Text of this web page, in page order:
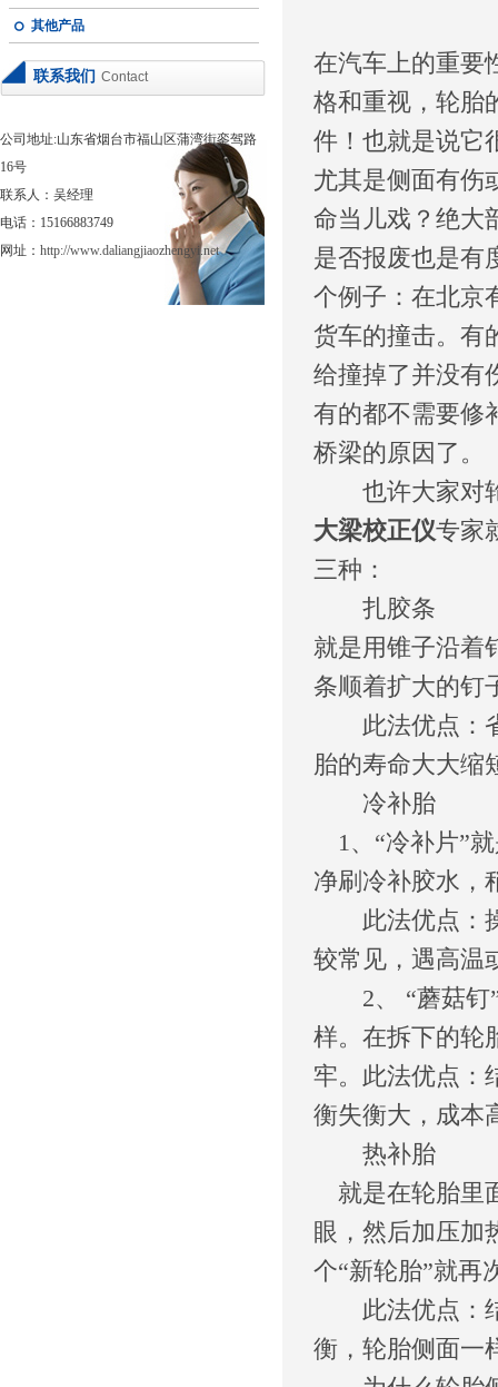
其他产品
联系我们 Contact
公司地址:山东省烟台市福山区蒲湾街銮驾路
16号
联系人：吴经理
电话：15166883749
网址： http://www.daliangjiaozhengyi.net
在汽车上的重要
格和重视，轮胎
件！也就是说它
尤其是侧面有伤
命当儿戏？绝大
是否报废也是有
个例子：在北京
货车的撞击。有
给撞掉了并没有
有的都不需要修
桥梁的原因了。
也许大家对轮
大梁校正仪专家
三种：
扎胶条
就是用锥子沿着
条顺着扩大的钉
此法优点：省
胎的寿命大大缩
冷补胎
1、“冷补片”
净刷冷补胶水，
此法优点：操
较常见，遇高温
2、 “蘑菇钉”
样。在拆下的轮
牢。此法优点：
衡失衡大，成本
热补胎
就是在轮胎里
眼，然后加压加
个“新轮胎”就再
此法优点：结
衡，轮胎侧面一